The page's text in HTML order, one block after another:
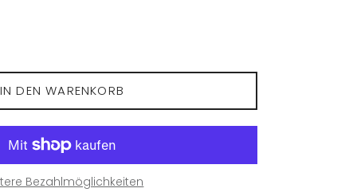
IN DEN WARENKORB
Bezahlmöglichkeiten